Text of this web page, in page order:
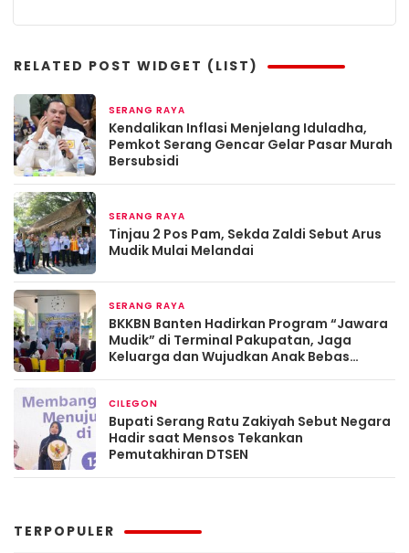
RELATED POST WIDGET (LIST)
SERANG RAYA
Kendalikan Inflasi Menjelang Iduladha,
Pemkot Serang Gencar Gelar Pasar Murah
Bersubsidi
SERANG RAYA
Tinjau 2 Pos Pam, Sekda Zaldi Sebut Arus
Mudik Mulai Melandai
SERANG RAYA
BKKBN Banten Hadirkan Program “Jawara
Mudik” di Terminal Pakupatan, Jaga
Keluarga dan Wujudkan Anak Bebas
CILEGON
Bupati Serang Ratu Zakiyah Sebut Negara
Hadir saat Mensos Tekankan
Pemutakhiran DTSEN
TERPOPULER